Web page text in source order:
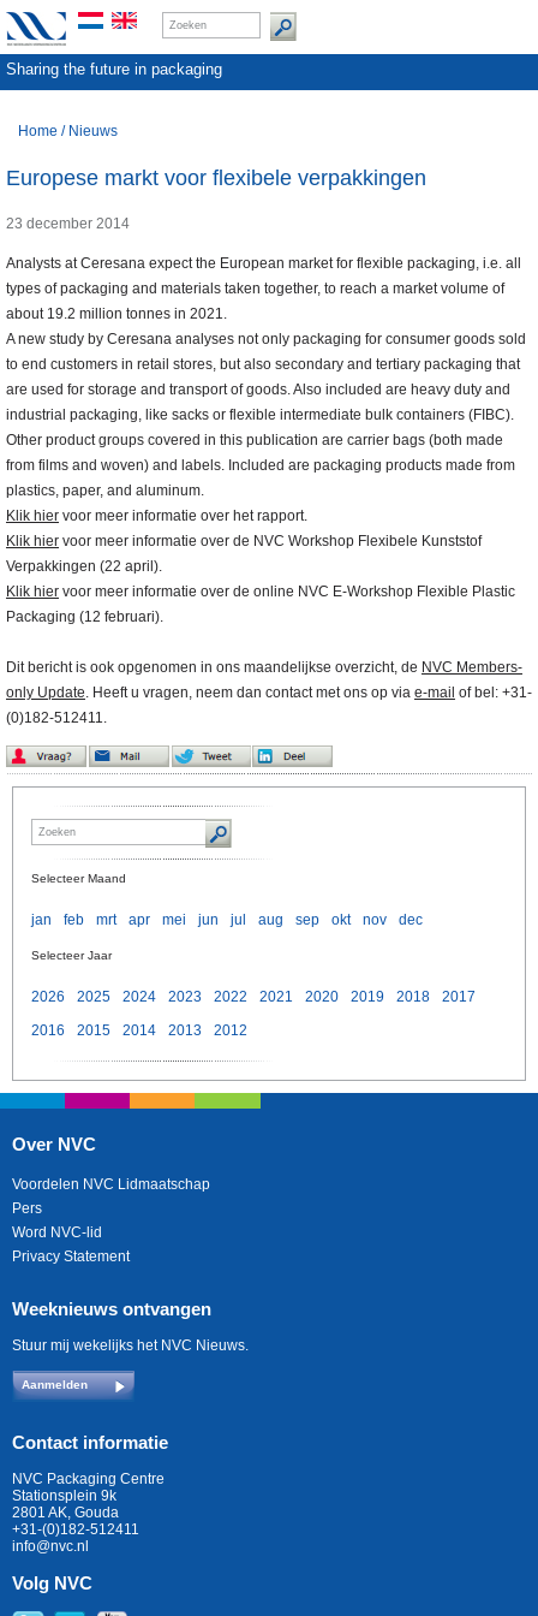
Sharing the future in packaging
Home / Nieuws
Europese markt voor flexibele verpakkingen
23 december 2014
Analysts at Ceresana expect the European market for flexible packaging, i.e. all
types of packaging and materials taken together, to reach a market volume of
about 19.2 million tonnes in 2021.
A new study by Ceresana analyses not only packaging for consumer goods sold
to end customers in retail stores, but also secondary and tertiary packaging that
are used for storage and transport of goods. Also included are heavy duty and
industrial packaging, like sacks or flexible intermediate bulk containers (FIBC).
Other product groups covered in this publication are carrier bags (both made
from films and woven) and labels. Included are packaging products made from
plastics, paper, and aluminum.
Klik hier voor meer informatie over het rapport.
Klik hier voor meer informatie over de NVC Workshop Flexibele Kunststof
Verpakkingen (22 april).
Klik hier voor meer informatie over de online NVC E-Workshop Flexible Plastic
Packaging (12 februari).
Dit bericht is ook opgenomen in ons maandelijkse overzicht, de NVC Members-
only Update. Heeft u vragen, neem dan contact met ons op via e-mail of bel: +31-
(0)182-512411.
Selecteer Maand
jan feb mrt apr mei jun jul aug sep okt nov dec
Selecteer Jaar
2026 2025 2024 2023 2022 2021 2020 2019 2018
2017
2016
2015 2014 2013 2012
Over NVC
Voordelen NVC Lidmaatschap
Pers
Word NVC-lid
Privacy Statement
Weeknieuws ontvangen
Stuur mij wekelijks het NVC Nieuws.
Aanmelden
Contact informatie
NVC Packaging Centre
Stationsplein 9k
2801 AK, Gouda
+31-(0)182-512411
info@nvc.nl
Volg NVC